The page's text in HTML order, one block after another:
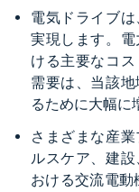
電気ドライブ
実現します。
ける主要なコ
需要は、当該
るために大幅に
さまざまな産
ルスケア、建
おける交流電